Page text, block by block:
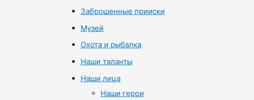
Заброшенные прииски
Музей
Охота и рыбалка
Наши таланты
Наши лица
Наши герои